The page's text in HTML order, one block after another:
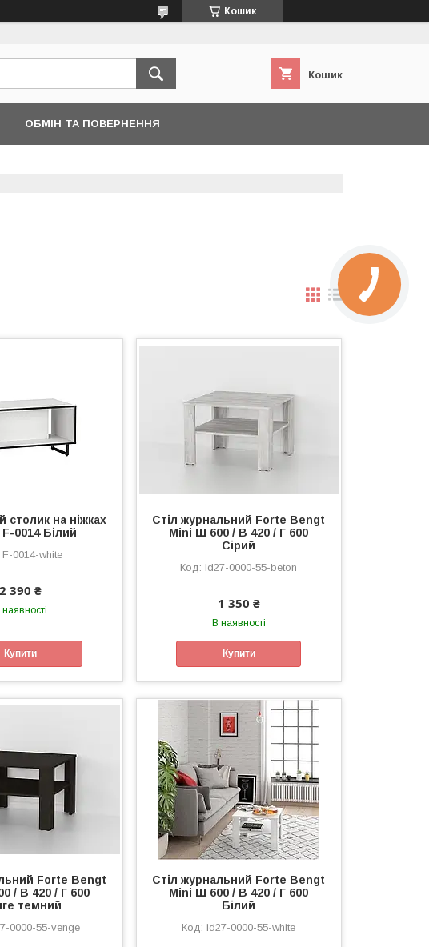
Кошик
Кошик
ОБМІН ТА ПОВЕРНЕННЯ
столик на ніжках
0014 Білий
F-0014-white
2 390 ₴
наявності
Купити
Стіл журнальний Forte Bengt
Mini Ш 600 / В 420 / Г 600
Сірий
id27-0000-55-beton
1 350 ₴
В наявності
Купити
Forte Bengt
/ В 420 / Г 600
темний
0000-55-venge
Стіл журнальний Forte Bengt
Mini Ш 600 / В 420 / Г 600
Білий
id27-0000-55-white